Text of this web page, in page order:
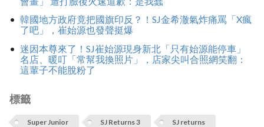
韓國地方政府竟把國旗印反？！SJ金希澈氣炸痛罵「X瘋
了吧」，崔始源也發聲挺爆
迷因本尊來了！SJ崔始源現身新北「只有始源能停車」
名店、暖叮「常幫我換照片」，店家尖叫合照網笑翻：
這輩子不能脫粉了
標籤
Super Junior SJ Returns 3 SJ returns